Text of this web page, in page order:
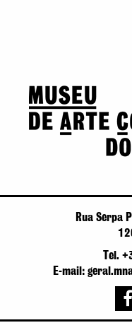
Rua Serpa
Tel.
E-mail: